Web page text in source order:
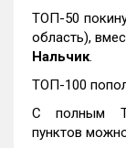
ТОП-50
область),
Нальчик.
ТОП-100
С полным
пунктов